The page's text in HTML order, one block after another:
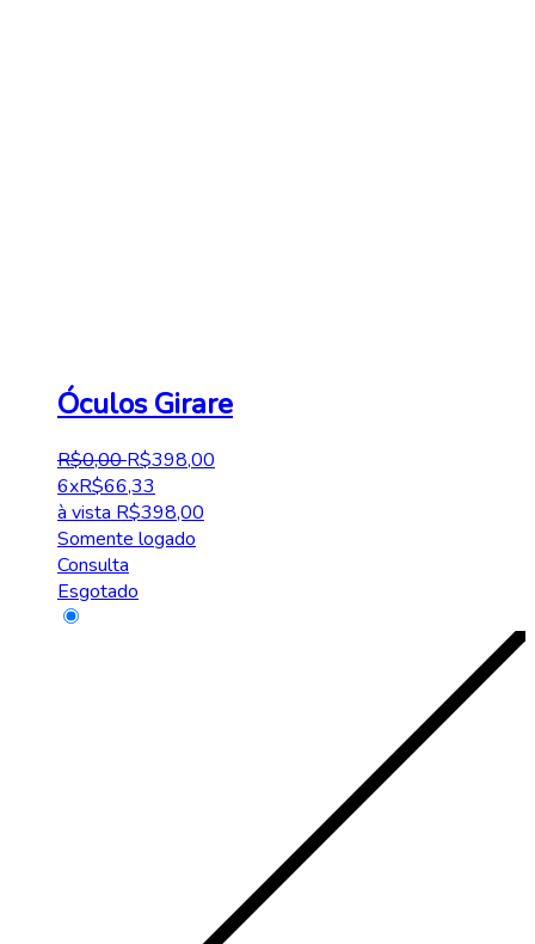
Óculos Girare
R$0,00 R$398,00
6xR$66,33
à vista R$398,00
Somente logado
Consulta
Esgotado